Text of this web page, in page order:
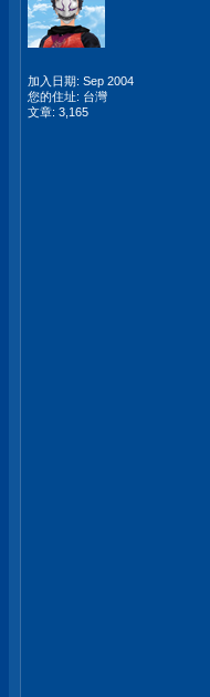
加入日期: Sep 2004
您的住址: 台灣
文章: 3,165